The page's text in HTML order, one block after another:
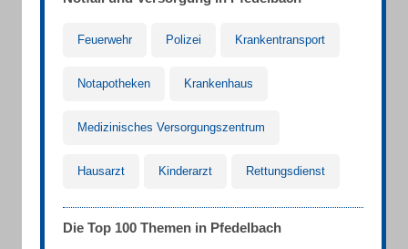
Feuerwehr Polizei Krankentransport
Notapotheken Krankenhaus
Medizinisches Versorgungszentrum
Hausarzt Kinderarzt Rettungsdienst
Die Top 100 Themen in Pfedelbach